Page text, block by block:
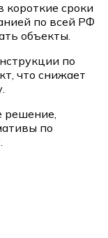
короткие сроки
по всей РФ
объекты.
по
что снижает
решение,
по